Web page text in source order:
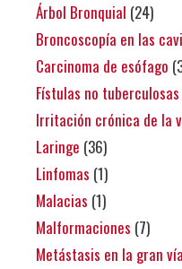
Árbol Bronquial (24)
Broncoscopía en las
Carcinoma de esófago
Fístulas no tuberculosas
Irritación crónica de la
Laringe (36)
Linfomas (1)
Malacias (1)
Malformaciones (7)
Metástasis en la gran